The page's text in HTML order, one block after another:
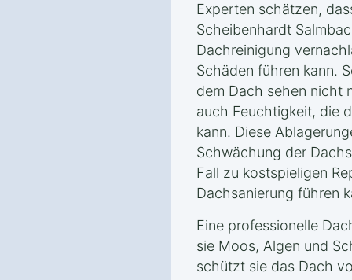
Experten schätzen,
Scheibenhardt
Dachreinigung
Schäden führen kann.
dem Dach sehen nicht
auch Feuchtigkeit, die
kann. Diese
Schwächung der
Fall zu kostspieligen
Dachsanierung führen
Eine professionelle
sie Moos, Algen und
schützt sie das Dach